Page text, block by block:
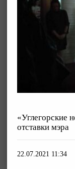
«Углегорские
отставки мэра
22.07.2021 11:34